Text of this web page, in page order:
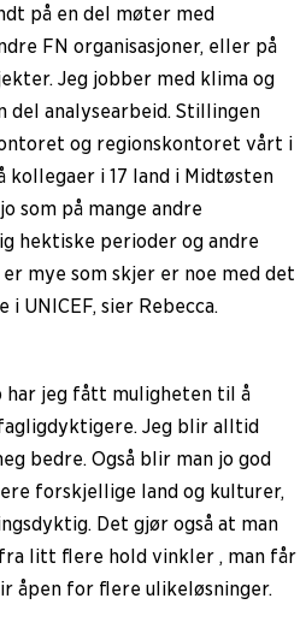
på en del møter med
FN organisasjoner, eller på
Jeg jobber med klima og
del analysearbeid. Stillingen
og regionskontoret vårt i
kollegaer i 17 land i Midtøsten
som på mange andre
hektiske perioder og andre
mye som skjer er noe med det
i UNICEF, sier Rebecca.
jeg fått muligheten til å
Jeg blir alltid
bedre. Også blir man jo god
forskjellige land og kulturer,
Det gjør også at man
litt flere hold vinkler , man får
åpen for flere ulikeløsninger.